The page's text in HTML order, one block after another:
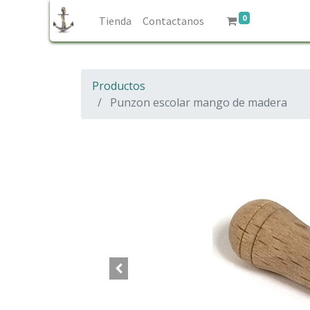
Tienda Contactanos 0
Productos
Punzon escolar mango de madera